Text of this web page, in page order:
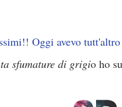
Oggi avevo
sfumature di grigio ho